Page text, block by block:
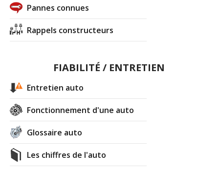
Pannes connues
Rappels constructeurs
FIABILITÉ / ENTRETIEN
Entretien auto
Fonctionnement d'une auto
Glossaire auto
Les chiffres de l'auto